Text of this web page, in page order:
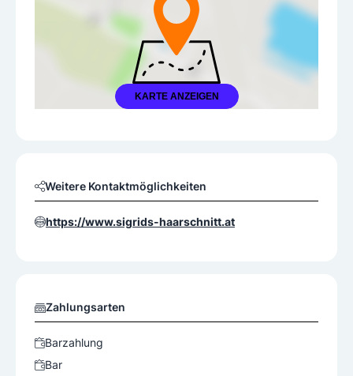
KARTE ANZEIGEN
Weitere Kontaktmöglichkeiten
https://www.sigrids-haarschnitt.at
Zahlungsarten
Barzahlung
Bar